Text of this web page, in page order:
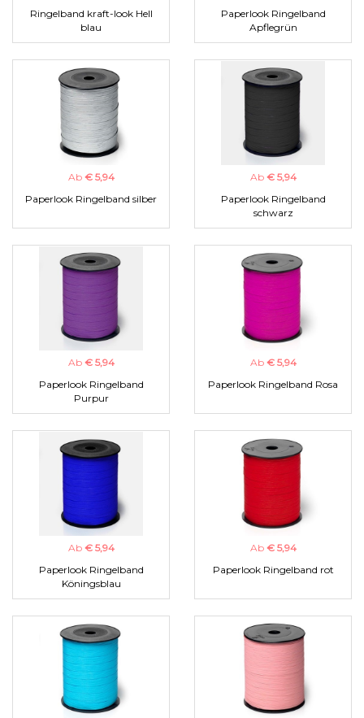
Ringelband kraft-look Hell
blau
Paperlook Ringelband
Apflegrün
Ab € 5,94
Paperlook Ringelband silber
Ab € 5,94
Paperlook Ringelband
schwarz
Ab € 5,94
Paperlook Ringelband
Purpur
Ab € 5,94
Paperlook Ringelband Rosa
Ab € 5,94
Paperlook Ringelband
Köningsblau
Ab € 5,94
Paperlook Ringelband rot